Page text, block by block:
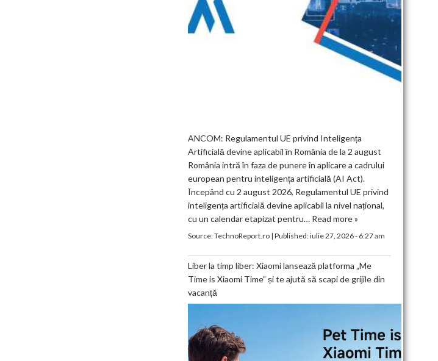
ANCOM: Regulamentul UE privind Inteligența
Artificială devine aplicabil în România de la 2 august
România intră în faza de punere în aplicare a cadrului
european pentru inteligența artificială (AI Act).
Începând cu 2 august 2026, Regulamentul UE privind
inteligența artificială devine aplicabil la nivel național,
cu un calendar etapizat pentru… Read more »
Source:TechnoReport.ro| Published:iulie 27, 2026 - 6:27 am
Liber la timp liber: Xiaomi lansează platforma „Me
Time is Xiaomi Time” și te ajută să scapi de grijile din
vacanță